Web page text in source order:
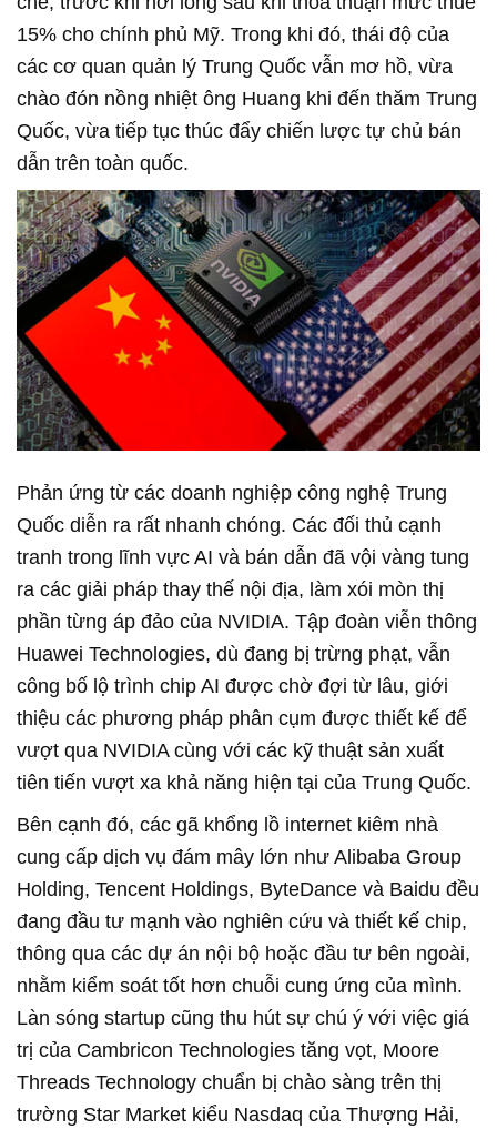
15% cho chính phủ Mỹ. Trong khi đó, thái độ của
các cơ quan quản lý Trung Quốc vẫn mơ hồ, vừa
chào đón nồng nhiệt ông Huang khi đến thăm Trung
Quốc, vừa tiếp tục thúc đẩy chiến lược tự chủ bán
dẫn trên toàn quốc.
Phản ứng từ các doanh nghiệp công nghệ Trung
Quốc diễn ra rất nhanh chóng. Các đối thủ cạnh
tranh trong lĩnh vực AI và bán dẫn đã vội vàng tung
ra các giải pháp thay thế nội địa, làm xói mòn thị
phần từng áp đảo của NVIDIA. Tập đoàn viễn thông
Huawei Technologies, dù đang bị trừng phạt, vẫn
công bố lộ trình chip AI được chờ đợi từ lâu, giới
thiệu các phương pháp phân cụm được thiết kế để
vượt qua NVIDIA cùng với các kỹ thuật sản xuất
tiên tiến vượt xa khả năng hiện tại của Trung Quốc.
Bên cạnh đó, các gã khổng lồ internet kiêm nhà
cung cấp dịch vụ đám mây lớn như Alibaba Group
Holding, Tencent Holdings, ByteDance và Baidu đều
đang đầu tư mạnh vào nghiên cứu và thiết kế chip,
thông qua các dự án nội bộ hoặc đầu tư bên ngoài,
nhằm kiểm soát tốt hơn chuỗi cung ứng của mình.
Làn sóng startup cũng thu hút sự chú ý với việc giá
trị của Cambricon Technologies tăng vọt, Moore
Threads Technology chuẩn bị chào sàng trên thị
trường Star Market kiểu Nasdaq của Thượng Hải,